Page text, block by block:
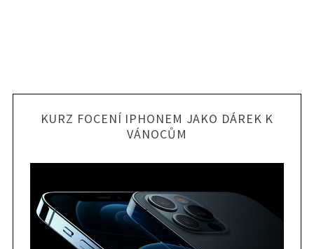
KURZ FOCENÍ IPHONEM JAKO DÁREK K
VÁNOCŮM